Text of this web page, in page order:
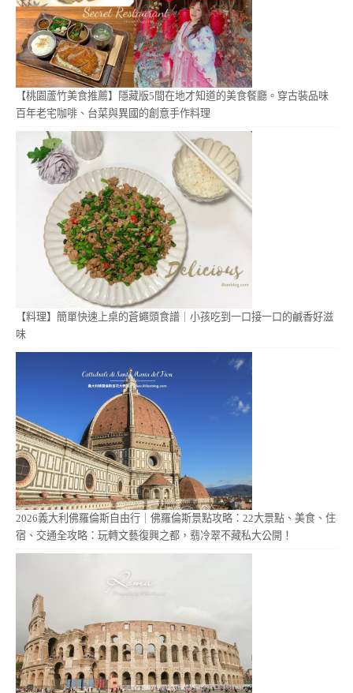
【桃園蘆竹美食推薦】隱藏版5間在地才知道的美食餐廳。穿古裝品味
百年老宅咖啡、台菜與異國的創意手作料理
【料理】簡單快速上桌的蒼蠅頭食譜｜小孩吃到一口接一口的鹹香好滋
味
2026義大利佛羅倫斯自由行｜佛羅倫斯景點攻略：22大景點、美食、住
宿、交通全攻略：玩轉文藝復興之都，翡冷翠不藏私大公開！